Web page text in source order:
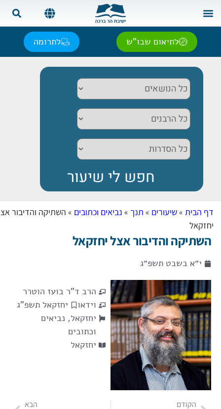
לתיאום שבו"ש לתרומה
דף הבית» שיעורים» תנך» נביאים וכתובים» השתיקה והדיבור אצל
יחזקאל
השתיקה והדיבור אצל יחזקאל
י״א בשבט תשפ״ג
הרב ד"ר בועז הוטרר
וידאו
יחזקאל תשפ"ג
יחזקאל,נביאים
וכתובים
יחזקאל
הקודם הבא